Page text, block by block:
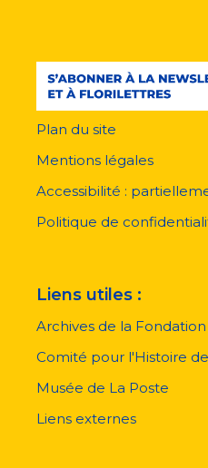
pied
page
Plan du site
Mentions légales
Accessibilité :
Politique de
Liens utiles :
Archives de la Fondation
Comité pour l'Histoire
Musée de La Poste
Liens externes